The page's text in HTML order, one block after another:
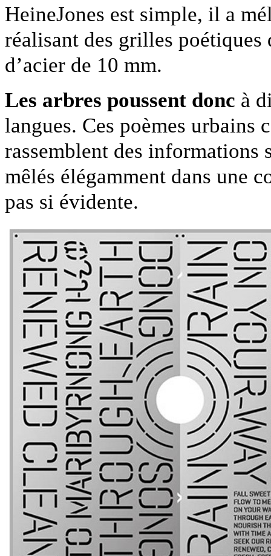
HeineJones est simple, il a
réalisant des grilles poétiques
d’acier de 10 mm.
Les arbres poussent donc à
langues. Ces poèmes urbains
rassemblent des
mêlés élégamment dans une
pas si évidente.